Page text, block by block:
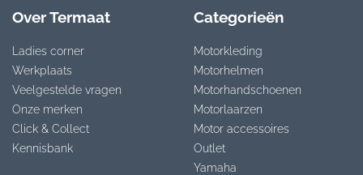
Over Termaat
Ladies corner
Werkplaats
Veelgestelde vragen
Onze merken
Click & Collect
Kennisbank
Categorieën
Motorkleding
Motorhelmen
Motorhandschoenen
Motorlaarzen
Motor accessoires
Outlet
Yamaha